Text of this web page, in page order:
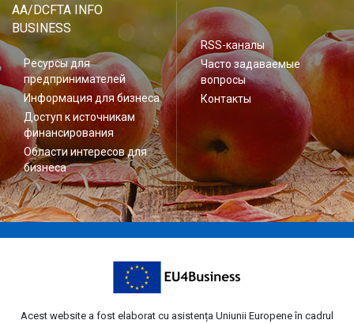
AA/DCFTA INFO
BUSINESS
Ресурсы для
предпринимателей
Информация для бизнеса
Доступ к источникам
финансирования
Области интересов для
бизнеса
RSS-каналы
Часто задаваемые
вопросы
Контакты
Acest website a fost elaborat cu asistența Uniunii Europene în cadrul